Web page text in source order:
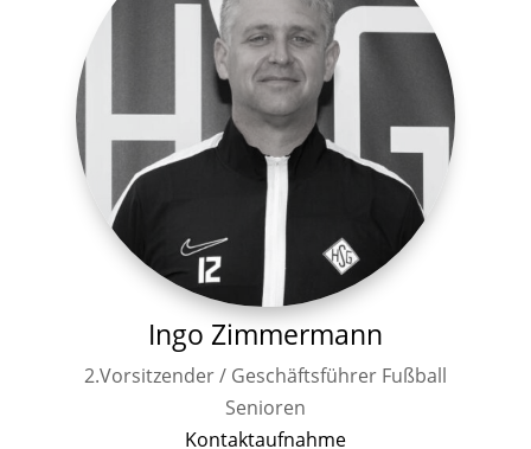
Ingo Zimmermann
2.Vorsitzender / Geschäftsführer Fußball
Senioren
Kontaktaufnahme